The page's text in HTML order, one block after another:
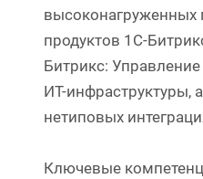
высоконагруженных
продуктов 1С-
Битрикс:
ИТ-инфраструктуры,
нетиповых
Ключевые